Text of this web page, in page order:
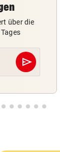
über die
send
Abschicken